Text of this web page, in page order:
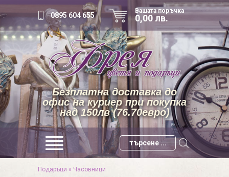
0895 604 655
Вашата поръчка
0,00 лв.
Безплатна доставка до
офис на куриер при покупка
над 150лв (76.70евро)
Подаръци » Часовници